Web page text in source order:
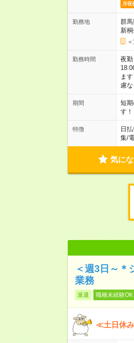
月収
勤務地
群
新
勤務時間
夜
ま
慮な
期間
短
す！
特徴 日
集/
気にな
＜週3日～＊
業務
派遣 職種未経験OK
≪土日休み